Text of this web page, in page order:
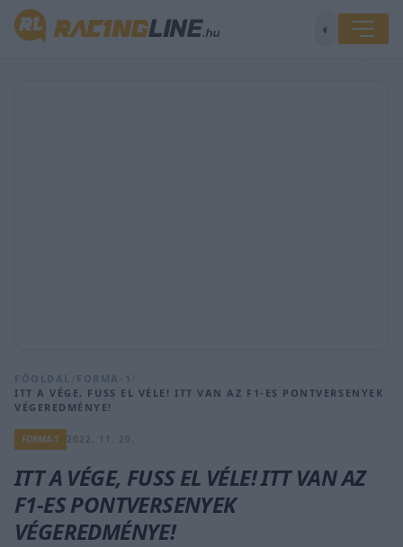
◐
FŐOLDAL FORMA-1
ITT A VÉGE, FUSS EL VÉLE! ITT VAN AZ F1-ES PONTVERSENYEK
VÉGEREDMÉNYE!
FORMA-1
ITT A VÉGE, FUSS EL VÉLE! ITT VAN AZ
F1-ES PONTVERSENYEK
VÉGEREDMÉNYE!